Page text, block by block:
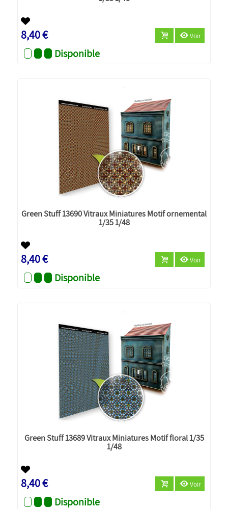
8,40 € Voir
Disponible
Green Stuff 13690 Vitraux Miniatures Motif ornemental
1/35 1/48
8,40 € Voir
Disponible
Green Stuff 13689 Vitraux Miniatures Motif floral 1/35
1/48
8,40 € Voir
Disponible